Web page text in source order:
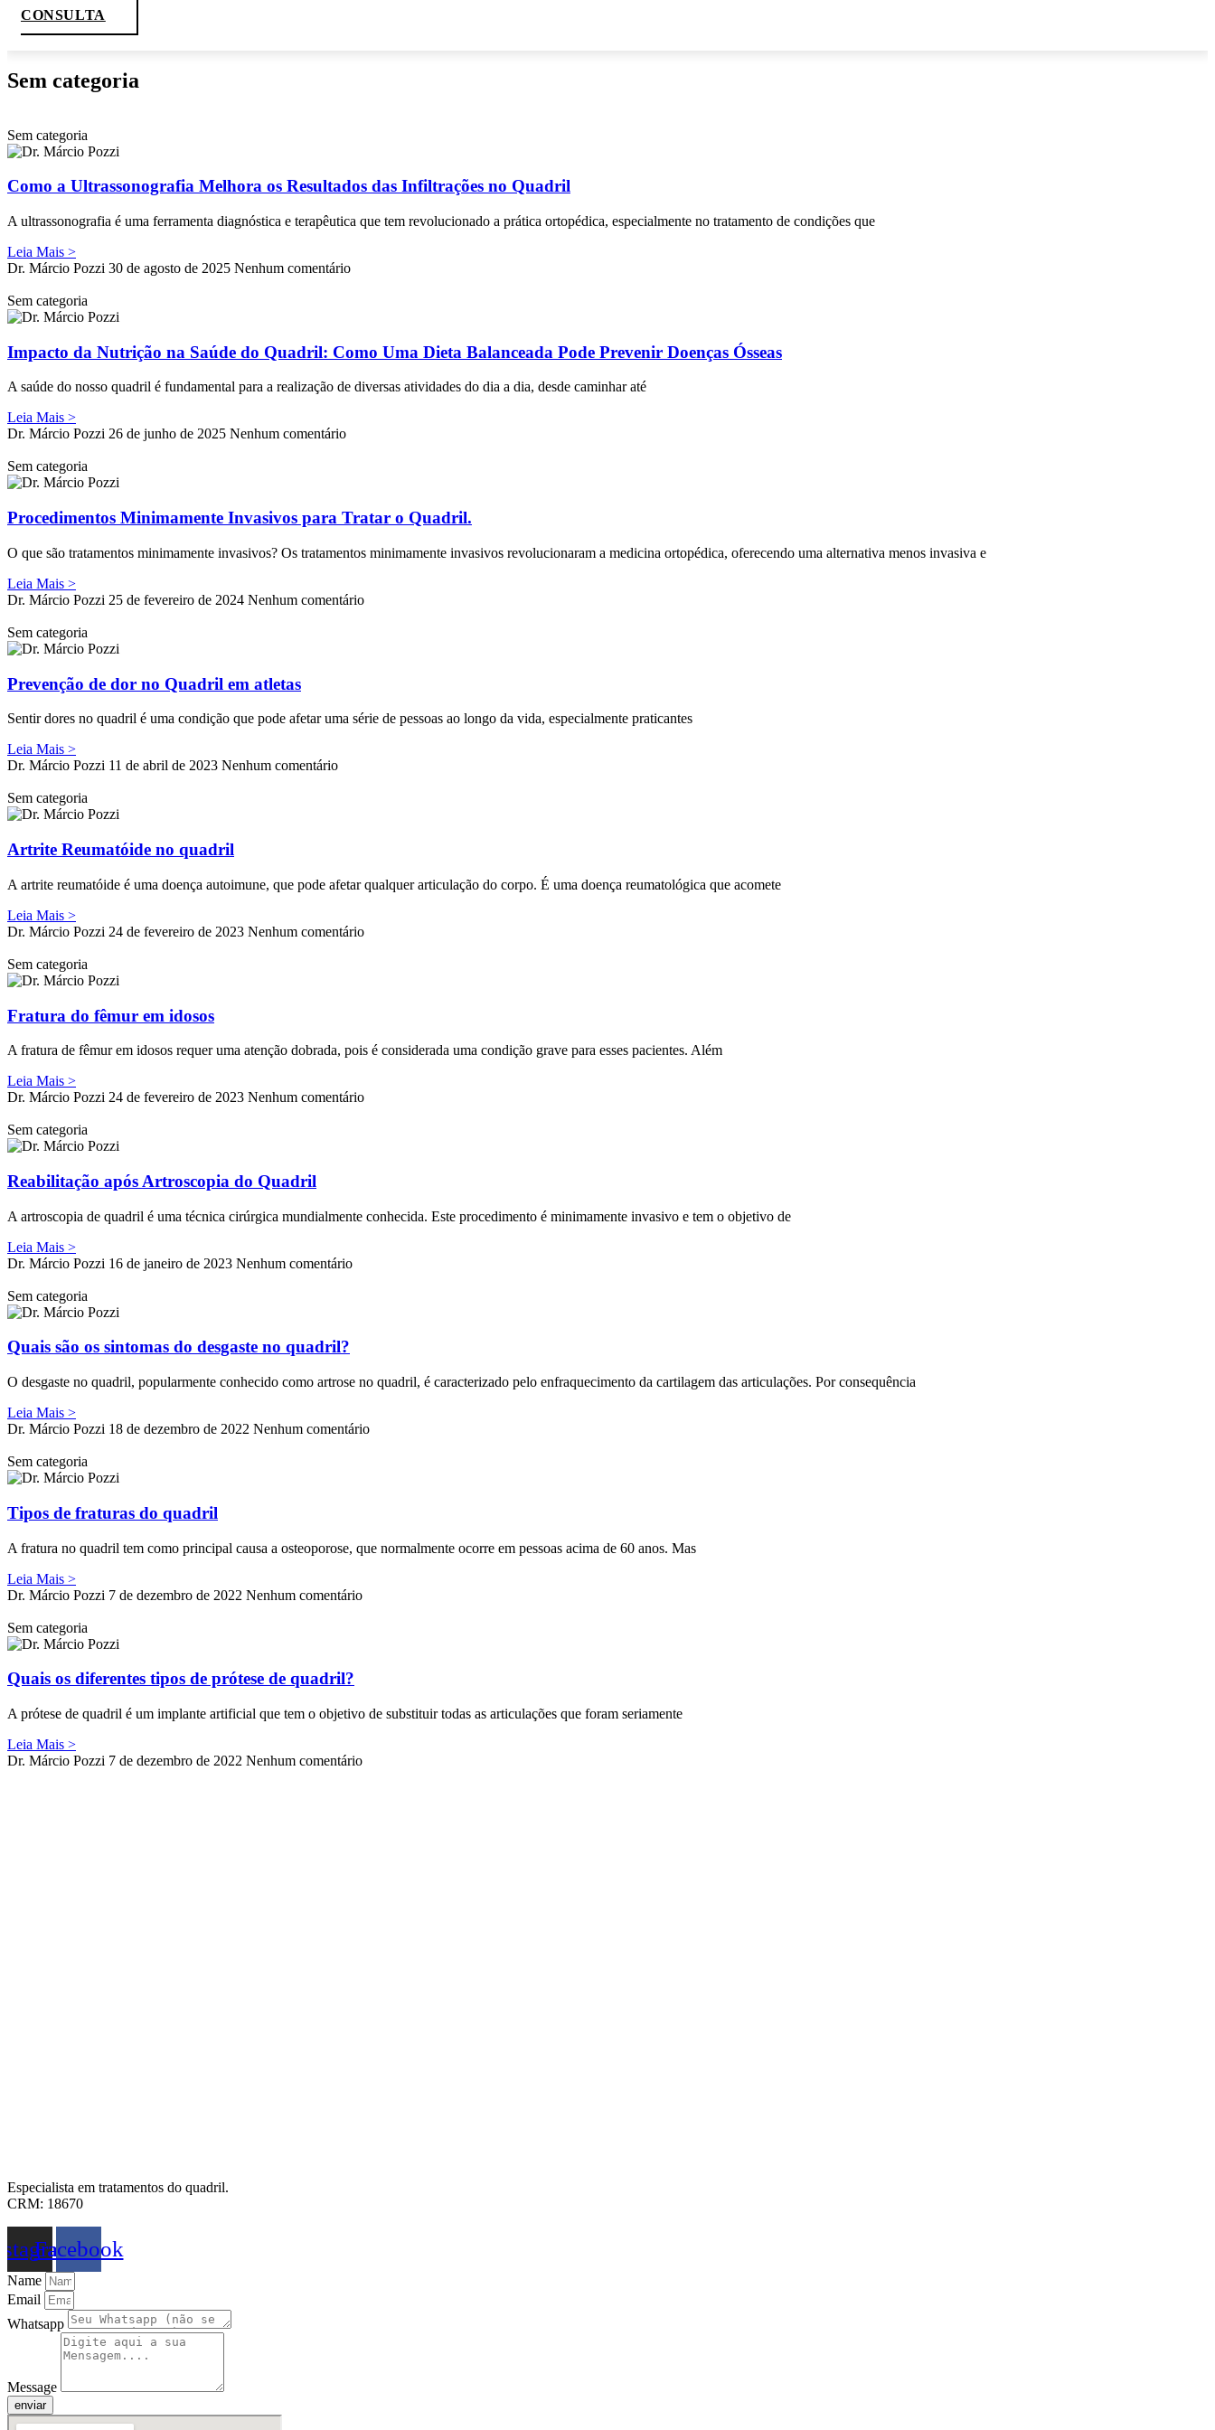
CONSULTA
Sem categoria
Sem categoria
Como a Ultrassonografia Melhora os Resultados das Infiltrações no Quadril
A ultrassonografia é uma ferramenta diagnóstica e terapêutica que tem revolucionado a prática ortopédica, especialmente no tratamento de condições que
Leia Mais >
Dr. Márcio Pozzi 30 de agosto de 2025 Nenhum comentário
Sem categoria
Impacto da Nutrição na Saúde do Quadril: Como Uma Dieta Balanceada Pode Prevenir Doenças Ósseas
A saúde do nosso quadril é fundamental para a realização de diversas atividades do dia a dia, desde caminhar até
Leia Mais >
Dr. Márcio Pozzi 26 de junho de 2025 Nenhum comentário
Sem categoria
Procedimentos Minimamente Invasivos para Tratar o Quadril.
O que são tratamentos minimamente invasivos? Os tratamentos minimamente invasivos revolucionaram a medicina ortopédica, oferecendo uma alternativa menos invasiva e
Leia Mais >
Dr. Márcio Pozzi 25 de fevereiro de 2024 Nenhum comentário
Sem categoria
Prevenção de dor no Quadril em atletas
Sentir dores no quadril é uma condição que pode afetar uma série de pessoas ao longo da vida, especialmente praticantes
Leia Mais >
Dr. Márcio Pozzi 11 de abril de 2023 Nenhum comentário
Sem categoria
Artrite Reumatóide no quadril
A artrite reumatóide é uma doença autoimune, que pode afetar qualquer articulação do corpo. É uma doença reumatológica que acomete
Leia Mais >
Dr. Márcio Pozzi 24 de fevereiro de 2023 Nenhum comentário
Sem categoria
Fratura do fêmur em idosos
A fratura de fêmur em idosos requer uma atenção dobrada, pois é considerada uma condição grave para esses pacientes. Além
Leia Mais >
Dr. Márcio Pozzi 24 de fevereiro de 2023 Nenhum comentário
Sem categoria
Reabilitação após Artroscopia do Quadril
A artroscopia de quadril é uma técnica cirúrgica mundialmente conhecida. Este procedimento é minimamente invasivo e tem o objetivo de
Leia Mais >
Dr. Márcio Pozzi 16 de janeiro de 2023 Nenhum comentário
Sem categoria
Quais são os sintomas do desgaste no quadril?
O desgaste no quadril, popularmente conhecido como artrose no quadril, é caracterizado pelo enfraquecimento da cartilagem das articulações. Por consequência
Leia Mais >
Dr. Márcio Pozzi 18 de dezembro de 2022 Nenhum comentário
Sem categoria
Tipos de fraturas do quadril
A fratura no quadril tem como principal causa a osteoporose, que normalmente ocorre em pessoas acima de 60 anos. Mas
Leia Mais >
Dr. Márcio Pozzi 7 de dezembro de 2022 Nenhum comentário
Sem categoria
Quais os diferentes tipos de prótese de quadril?
A prótese de quadril é um implante artificial que tem o objetivo de substituir todas as articulações que foram seriamente
Leia Mais >
Dr. Márcio Pozzi 7 de dezembro de 2022 Nenhum comentário
Especialista em tratamentos do quadril.
CRM: 18670
Facebook
Name
Email
Whatsapp
Message
enviar